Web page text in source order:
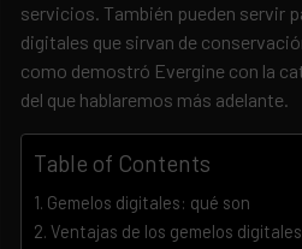
servicios. También pueden servir
digitales que sirvan de
como demostró Evergine con la
del que hablaremos más adelante.
Table of Contents
Gemelos digitales: qué son
Ventajas de los gemelos digitales